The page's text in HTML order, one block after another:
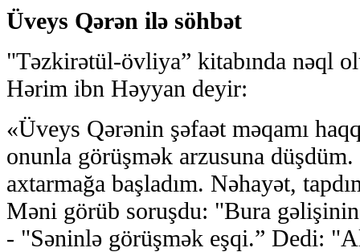
Üveys Qərən ilə söhbət
"Təzkirətül-övliya” kitabında nəql
Hərim ibn Həyyan deyir:
«Üveys Qərənin şəfaət məqamı
onunla görüşmək arzusuna
axtarmağa başladım. Nəhayət,
Məni görüb soruşdu: "Bura
- "Səninlə görüşmək eşqi.” Dedi: